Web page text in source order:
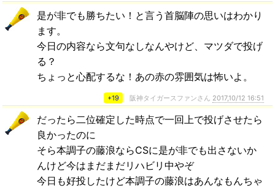
是が非でも勝ちたい！と言う首脳陣の思いはわかり
ます。
今日の内容なら文句なしなんやけど、マツダで投げ
る？
ちょっと心配するな！あの赤の雰囲気は怖いよ。
+19 阪神タイガースファンさん 2017,10/12 16:51
だったら二位確定した時点で一回上で投げさせたら
良かったのに
そら本調子の藤浪ならCSに是が非でも出さないか
んけど今はまだまだリハビリ中やぞ
今日も好投したけど本調子の藤浪はあんなもんちゃ